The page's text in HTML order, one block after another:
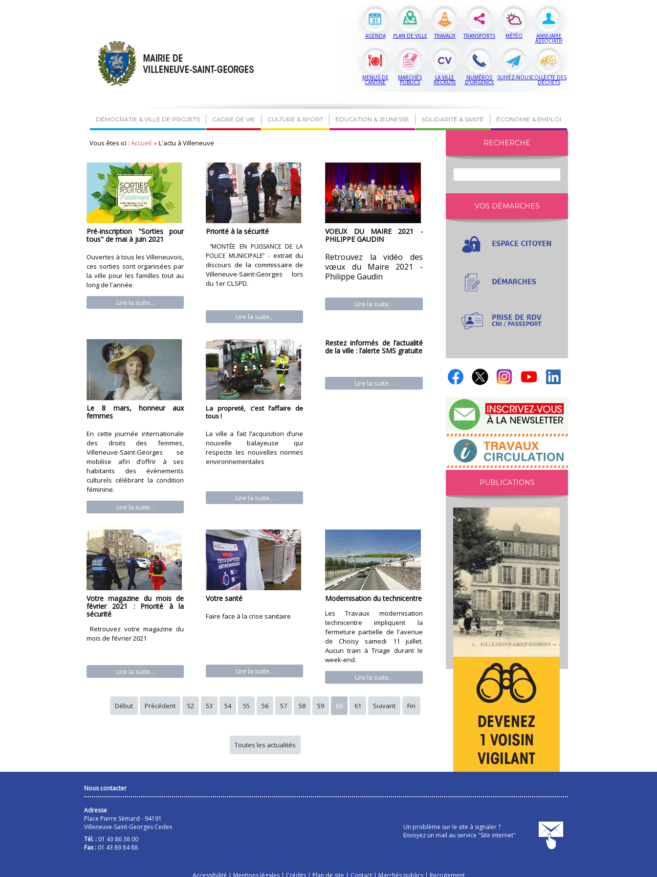
AGENDA PLAN DE VILLE TRAVAUX TRANSPORTS MÉTÉO ANNUAIRE
ASSOCIATIF
MENUS DE
CANTINE
MARCHÉS
PUBLICS
LA VILLE
RECRUTE
NUMÉROS
D’URGENCE
SUIVEZ-NOUSCOLLECTE DES
DÉCHETS
DÉMOCRATIE & VILLE DE PROJETS CADRE DE VIE CULTURE & SPORT ÉDUCATION & JEUNESSE SOLIDARITÉ & SANTÉ ÉCONOMIE & EMPLOI
Vous êtes ici : Accueil L'actu à Villeneuve
Pré-inscription "Sorties pour
tous" de mai à juin 2021
Ouvertes à tous les Villeneuvois,
ces sorties sont organisées par
la ville pour les familles tout au
long de l'année.
Lire la suite...
Priorité à la sécurité
“MONTÉE EN PUISSANCE DE LA
POLICE MUNICIPALE” - extrait du
discours de la commissaire de
Villeneuve-Saint-Georges lors
du 1er CLSPD.
Lire la suite...
VOEUX DU MAIRE 2021 -
PHILIPPE GAUDIN
Retrouvez la vidéo des
vœux du Maire 2021 -
Philippe Gaudin
Lire la suite...
Le 8 mars, honneur aux
femmes
En cette journée internationale
des droits des femmes,
Villeneuve-Saint-Georges se
mobilise afin d’offrir à ses
habitants des évènements
culturels célébrant la condition
féminine.
Lire la suite...
La propreté, c'est l’affaire de
tous !
La ville a fait l’acquisition d’une
nouvelle balayeuse qui
respecte les nouvelles normes
environnementales
Lire la suite...
Restez informés de l’actualité
de la ville : l’alerte SMS gratuite
Lire la suite...
Votre magazine du mois de
février 2021 : Priorité à la
sécurité
Retrouvez votre magazine du
mois de février 2021
Lire la suite...
Votre santé
Faire face à la crise sanitaire
Lire la suite...
Modernisation du technicentre
Les Travaux modernisation
technicentre impliquent la
fermeture partielle de l'avenue
de Choisy samedi 11 juillet.
Aucun train à Triage durant le
week-end.
Lire la suite...
Début Précédent 52 53 54 55 56 57 58 59 60 61 Suivant Fin
Toutes les actualités
RECHERCHE
VOS DÉMARCHES
PUBLICATIONS
Nous contacter
Adresse
Place Pierre Sémard - 94191
Villeneuve-Saint-Georges Cedex
Tél. : 01 43 86 38 00
Fax : 01 43 89 84 88
Un problème sur le site à signaler ?
Envoyez un mail au service "Site internet"
Accessibilité | Mentions légales| Crédits| Plan de site | Contact| Marchés publics| Recrutement